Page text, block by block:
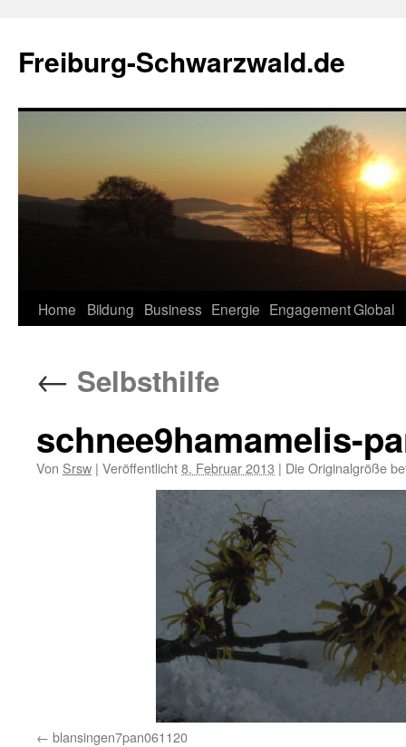
springen
Freiburg-Schwarzwald.de
Home Bildung Business Energie EngagementGlobal
← Selbsthilfe
schnee9hamamelis-
Von Srsw | Veröffentlicht8. Februar 2013 | Die Originalgröße
blansingen7pan061120